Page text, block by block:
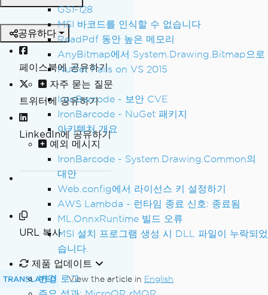
GS1-128
MSI 바코드를 인식할 수 없습니다
ReadPdf 동안 높은 메모리
AnyBitmap에서 System.Drawing.Bitmap으로
NuGet Fails on VS 2015
자주 묻는 질문
IronBarcode - 보안 CVE
IronBarcode - NuGet 패키지
아키텍처 개요
예외 메시지
IronBarcode - System.Drawing.Common의
대안
Web.config에서 라이선스 키 설정하기
AWS Lambda - 런타임 종료 신호: 종료됨
ML.OnnxRuntime 빌드 오류
MSI 설치 프로그램 생성 시 DLL 파일이 누락되었
습니다.
제품 업데이트
변경 로그
공유하다
페이스북에 공유하기
트위터에 공유하기
LinkedIn에 공유하기
URL 복사
TRANSLATED View the article in English